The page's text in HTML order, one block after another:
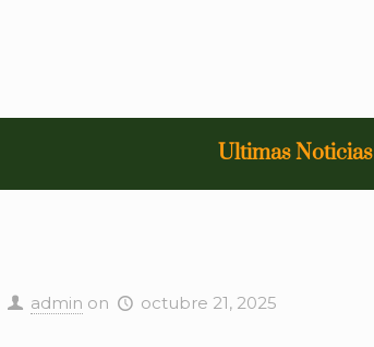
Ultimas Noticias
admin on octubre 21, 2025